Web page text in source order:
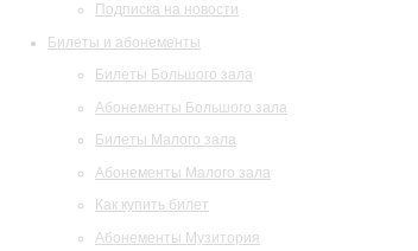
Подписка на новости
Билеты и абонементы
Билеты Большого зала
Абонементы Большого зала
Билеты Малого зала
Абонементы Малого зала
Как купить билет
Абонементы Музитория